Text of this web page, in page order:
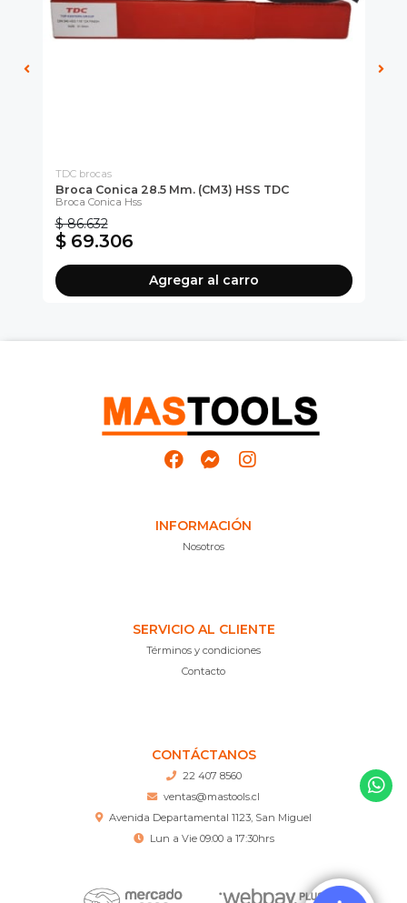
TDC brocas
Broca Conica 28.5 Mm. (CM3) HSS TDC
Broca Conica Hss
$ 86.632
$ 69.306
Agregar al carro
INFORMACIÓN
Nosotros
SERVICIO AL CLIENTE
Términos y condiciones
Contacto
CONTÁCTANOS
22 407 8560
ventas@mastools.cl
Avenida Departamental 1123, San Miguel
Lun a Vie 09:00 a 17:30hrs